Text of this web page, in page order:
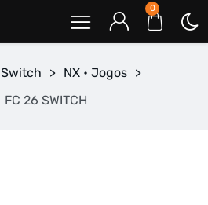
0
Switch > NX • Jogos >
FC 26 SWITCH